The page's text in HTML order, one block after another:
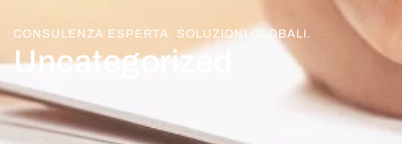
CONSULENZA ESPERTA. SOLUZIONI GLOBALI.
Uncategorized